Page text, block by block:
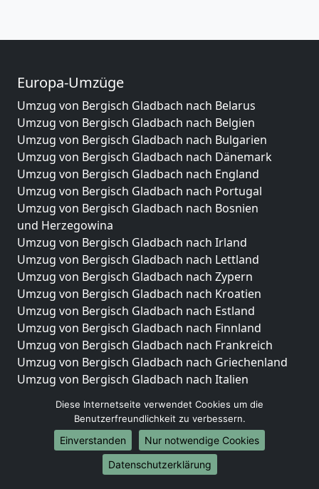
Europa-Umzüge
Umzug von Bergisch Gladbach nach Belarus
Umzug von Bergisch Gladbach nach Belgien
Umzug von Bergisch Gladbach nach Bulgarien
Umzug von Bergisch Gladbach nach Dänemark
Umzug von Bergisch Gladbach nach England
Umzug von Bergisch Gladbach nach Portugal
Umzug von Bergisch Gladbach nach Bosnien
und Herzegowina
Umzug von Bergisch Gladbach nach Irland
Umzug von Bergisch Gladbach nach Lettland
Umzug von Bergisch Gladbach nach Zypern
Umzug von Bergisch Gladbach nach Kroatien
Umzug von Bergisch Gladbach nach Estland
Umzug von Bergisch Gladbach nach Finnland
Umzug von Bergisch Gladbach nach Frankreich
Umzug von Bergisch Gladbach nach Griechenland
Umzug von Bergisch Gladbach nach Italien
Umzug von Bergisch Gladbach nach Luxemburg
Umzug von Bergisch Gladbach nach Niederlande
Umzug von Bergisch Gladbach nach Norwegen
Umzüge-Deutschlandweit
Diese Internetseite verwendet Cookies um die
Benutzerfreundlichkeit zu verbessern.
Einverstanden
Nur notwendige Cookies
Datenschutzerklärung